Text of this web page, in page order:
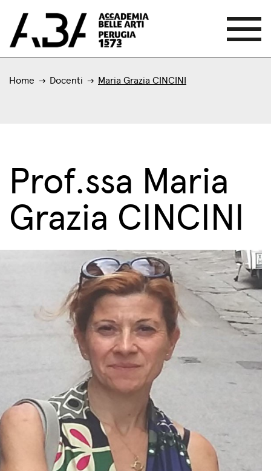
Home Docenti Maria Grazia CINCINI
Prof.ssa Maria
Grazia CINCINI